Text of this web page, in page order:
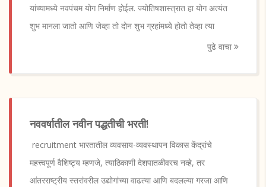
यांच्यामध्ये नवपंचम योग निर्माण होईल. ज्योतिषशास्त्रात हा योग अत्यंत
शुभ मानला जातो आणि जेव्हा तो दोन शुभ ग्रहांमध्ये होतो तेव्हा त्या
पुढे वाचा
नववर्षातील नवीन पद्धतीची भरती!
recruitment भारतातील व्यवसाय-व्यवस्थापन विकास केंद्रांचे
महत्त्वपूर्ण वैशिष्ट्य म्हणजे, त्याठिकाणी देशपातळीवरच नव्हे, तर
आंतरराष्ट्रीय स्तरांवरील उद्योगांच्या वाढत्या आणि बदलल्या गरजा आणि